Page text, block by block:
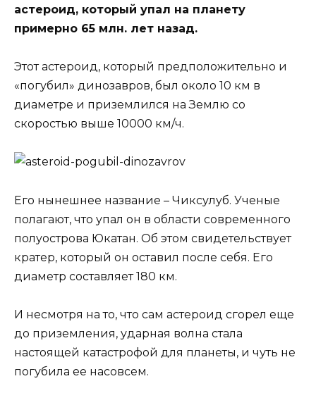
астероид, который упал на планету
примерно 65 млн. лет назад.
Этот астероид, который предположительно и
«погубил» динозавров, был около 10 км в
диаметре и приземлился на Землю со
скоростью выше 10000 км/ч.
Его нынешнее название – Чиксулуб. Ученые
полагают, что упал он в области современного
полуострова Юкатан. Об этом свидетельствует
кратер, который он оставил после себя. Его
диаметр составляет 180 км.
И несмотря на то, что сам астероид сгорел еще
до приземления, ударная волна стала
настоящей катастрофой для планеты, и чуть не
погубила ее насовсем.